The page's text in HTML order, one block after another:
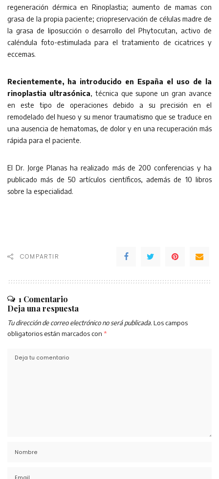
regeneración dérmica en Rinoplastia; aumento de mamas con
grasa de la propia paciente; criopreservación de células madre de
la grasa de liposucción o desarrollo del Phytocutan, activo de
caléndula foto-estimulada para el tratamiento de cicatrices y
eccemas.
Recientemente, ha introducido en España el uso de la
rinoplastia ultrasónica, técnica que supone un gran avance
en este tipo de operaciones debido a su precisión en el
remodelado del hueso y su menor traumatismo que se traduce en
una ausencia de hematomas, de dolor y en una recuperación más
rápida para el paciente.
El Dr. Jorge Planas ha realizado más de 200 conferencias y ha
publicado más de 50 artículos científicos, además de 10 libros
sobre la especialidad.
COMPARTIR
1 Comentario
Deja una respuesta
Tu dirección de correo electrónico no será publicada. Los campos
obligatorios están marcados con *